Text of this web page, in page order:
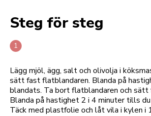
Steg för steg
Lägg mjöl, ägg, salt och olivolja i
sätt fast flatblandaren. Blanda på
blandats. Ta bort flatblandaren och sätt
Blanda på hastighet 2 i 4 minuter tills du
Täck med plastfolie och låt vila i kylen i